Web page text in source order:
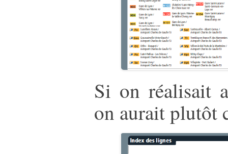
Si on réalisait
on aurait plutôt